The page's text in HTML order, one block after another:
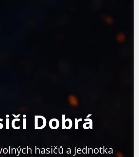
Dobrá
hasičů a Jednotka